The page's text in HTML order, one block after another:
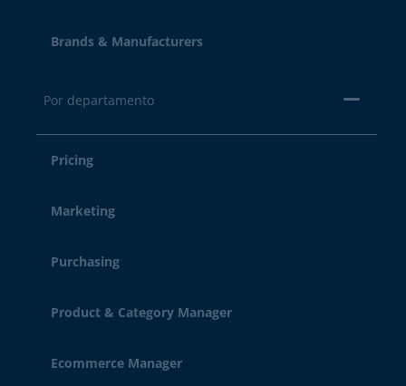
Brands & Manufacturers
Por departamento
Pricing
Marketing
Purchasing
Product & Category Manager
Ecommerce Manager